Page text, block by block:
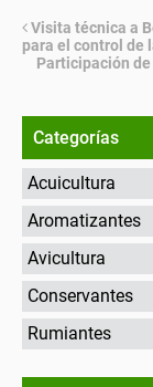
Visita técnica a
para el control de
Participación de
Categorías
Acuicultura
Aromatizantes
Avicultura
Conservantes
Rumiantes